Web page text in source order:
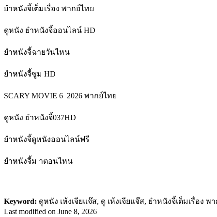
ยำหนังจี้เต็มเรื่อง พากย์ไทย
ดูหนัง ยำหนังจี้ออนไลน์ HD
ยำหนังจี้ฉายวันไหน
ยำหนังจี้ซูม HD
SCARY MOVIE 6 2026 พากย์ไทย
ดูหนัง ยำหนังจี้037HD
ยำหนังจี้ดูหนังออนไลน์ฟรี
ยำหนังจี้ม าตอนไหน
Keyword: ดูหนัง เห้งเจียแจ๊ส, ดู เห้งเจียแจ๊ส, ยำหนังจี้เต็มเรื่อง พ
Last modified on June 8, 2026